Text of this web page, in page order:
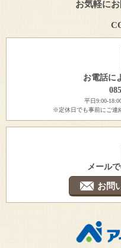
お気軽に
お電話に
平日9:00-
※定休日でも事前にご連
メール
お問